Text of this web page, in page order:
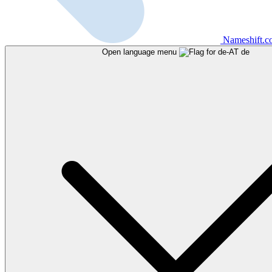
Open language menu de